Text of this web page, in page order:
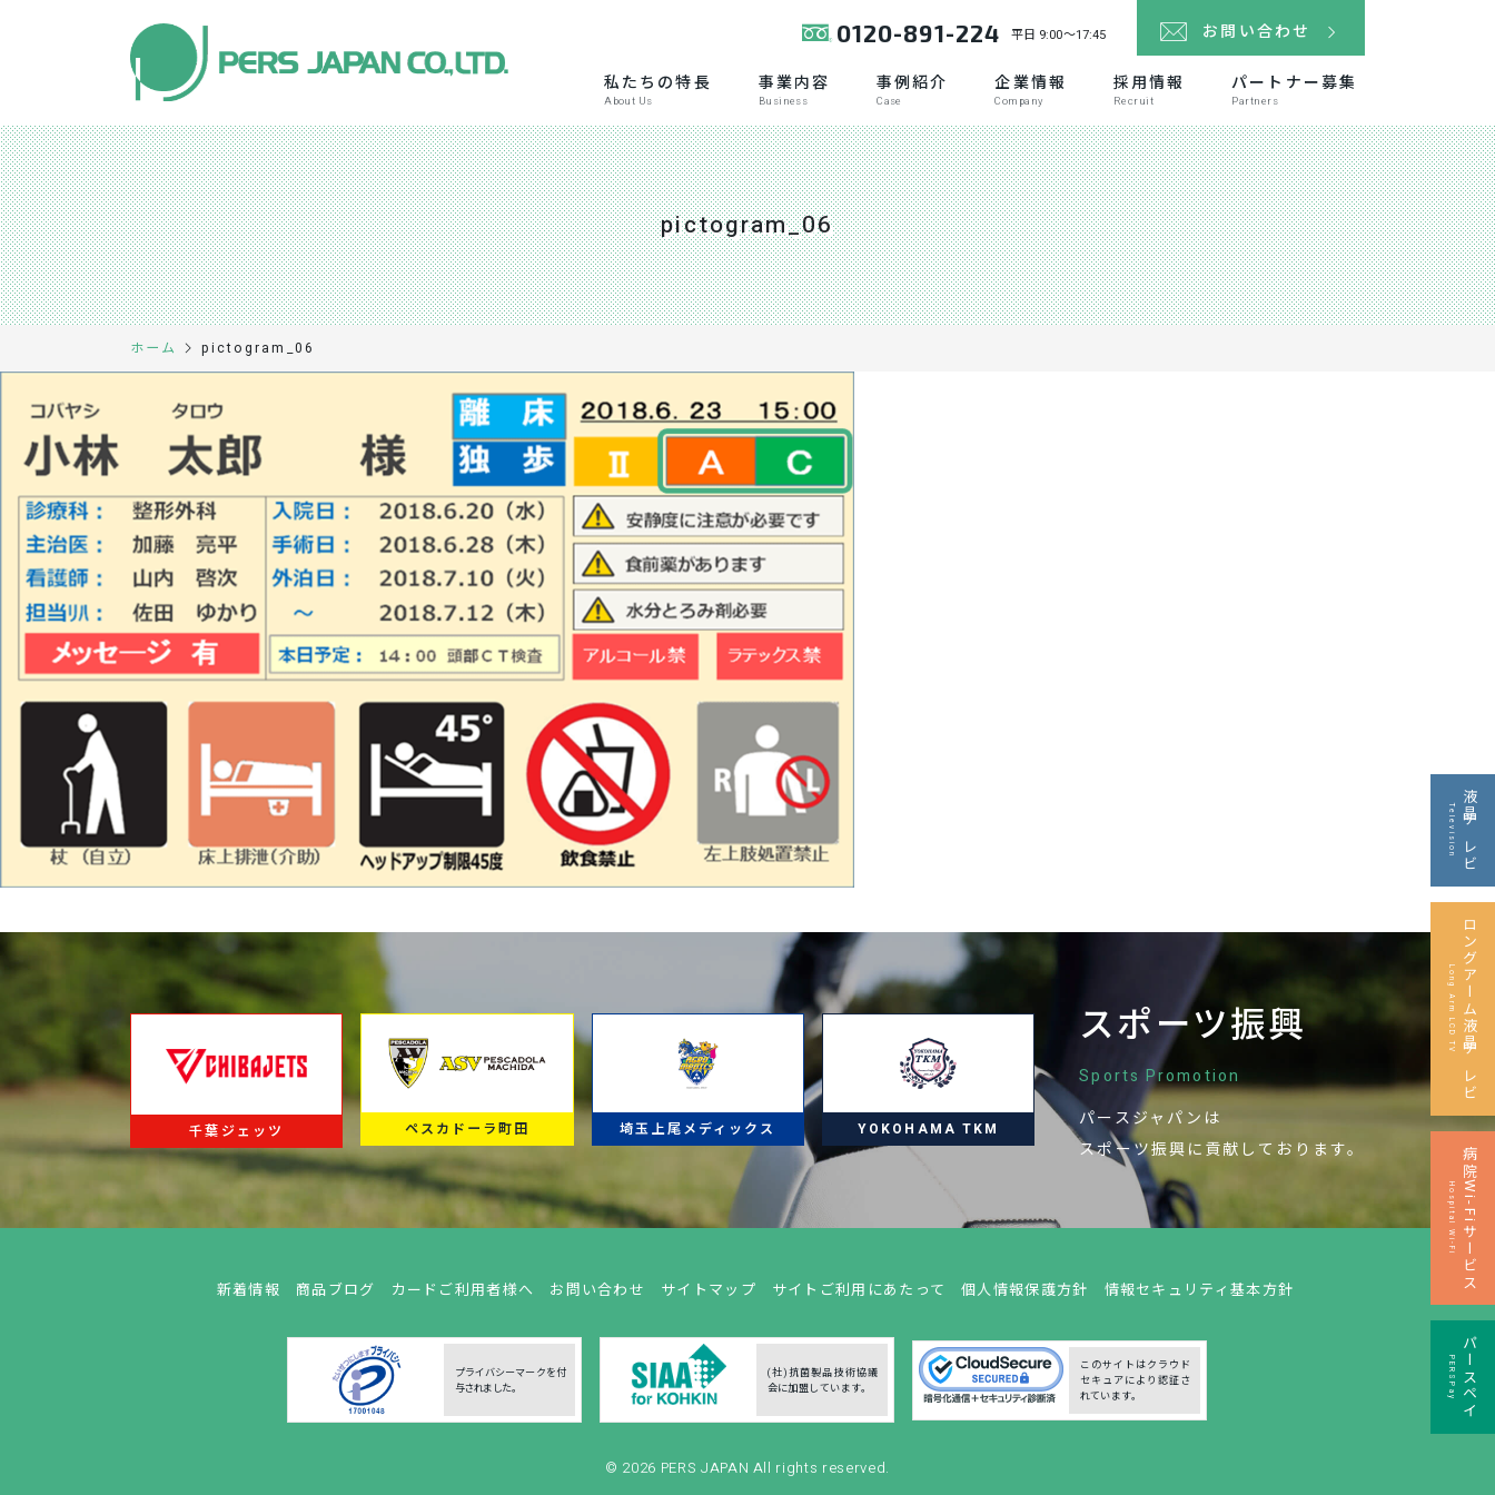
私たちの特長
About Us
事業内容
Business
事例紹介
Case
企業情報
Company
採用情報
Recruit
パートナー募集
Partners
0120-891-224 平日 9:00～17:45 お問い合わせ
pictogram_06
ホーム pictogram_06
スポーツ振興
Sports Promotion
パースジャパンは
スポーツ振興に貢献しております。
千葉ジェッツ ペスカドーラ町田 埼玉上尾メディックス YOKOHAMA TKM
新着情報 商品ブログ カードご利用者様へ お問い合わせ サイトマップ サイトご利用にあたって 個人情報保護方針 情報セキュリティ基本方針
プライバシーマークを付
与されました。
(社)抗菌製品技術協議
会に加盟しています。
このサイトはクラウド
セキュアにより認証さ
れています。
© 2026 PERS JAPAN All rights reserved.
液晶テレビ
Television
ロングアーム液晶テレビ
Long Arm LCD TV
病院Wi-Fiサービス
Hospital Wi-Fi
パースペイ
PERSPay